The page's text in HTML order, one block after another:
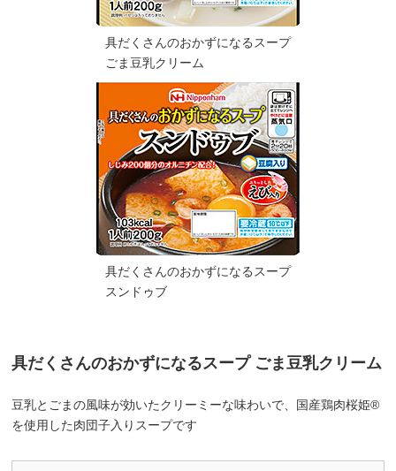
具だくさんのおかずになるスープ
ごま豆乳クリーム
具だくさんのおかずになるスープ
スンドゥブ
具だくさんのおかずになるスープ ごま豆乳クリーム
豆乳とごまの風味が効いたクリーミーな味わいで、国産鶏肉桜姫®
を使用した肉団子入りスープです